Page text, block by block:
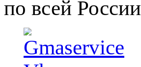
по всей России